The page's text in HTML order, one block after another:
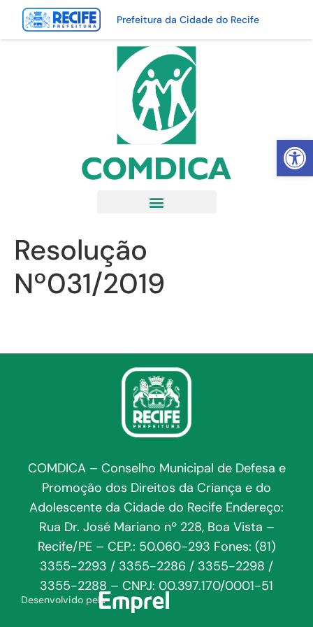
Abrir
Prefeitura da Cidade do Recife
Resolução
Nº031/2019
COMDICA – Conselho Municipal de Defesa e
Promoção dos Direitos da Criança e do
Adolescente da Cidade do Recife Endereço:
Rua Dr. José Mariano nº 228, Boa Vista –
Recife/PE – CEP.: 50.060-293 Fones: (81)
3355-2293 / 3355-2286 / 3355-2298 /
3355-2288 – CNPJ: 00.397.170/0001-51
Desenvolvido pela